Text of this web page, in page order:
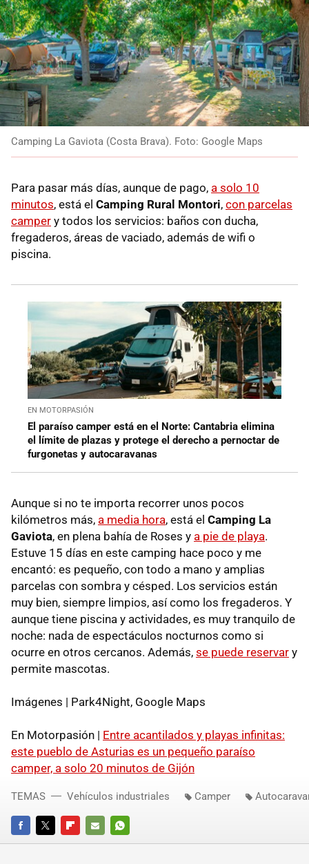
Camping La Gaviota (Costa Brava). Foto: Google Maps
Para pasar más días, aunque de pago, a solo 10
minutos, está el Camping Rural Montori, con parcelas
camper y todos los servicios: baños con ducha,
fregaderos, áreas de vaciado, además de wifi o
piscina.
EN MOTORPASIÓN
El paraíso camper está en el Norte: Cantabria elimina
el límite de plazas y protege el derecho a pernoctar de
furgonetas y autocaravanas
Aunque si no te importa recorrer unos pocos
kilómetros más, a media hora, está el Camping La
Gaviota, en plena bahía de Roses y a pie de playa.
Estuve 15 días en este camping hace poco y me
encantó: es pequeño, con todo a mano y amplias
parcelas con sombra y césped. Los servicios están
muy bien, siempre limpios, así como los fregaderos. Y
aunque tiene piscina y actividades, es muy tranquilo de
noche: nada de espectáculos nocturnos como si
ocurre en otros cercanos. Además, se puede reservar y
permite mascotas.
Imágenes | Park4Night, Google Maps
En Motorpasión | Entre acantilados y playas infinitas:
este pueblo de Asturias es un pequeño paraíso
camper, a solo 20 minutos de Gijón
FACEBOOKTWITTERFLIPBOARD
E-
WHATSAPP
TEMAS Vehículos industriales Camper